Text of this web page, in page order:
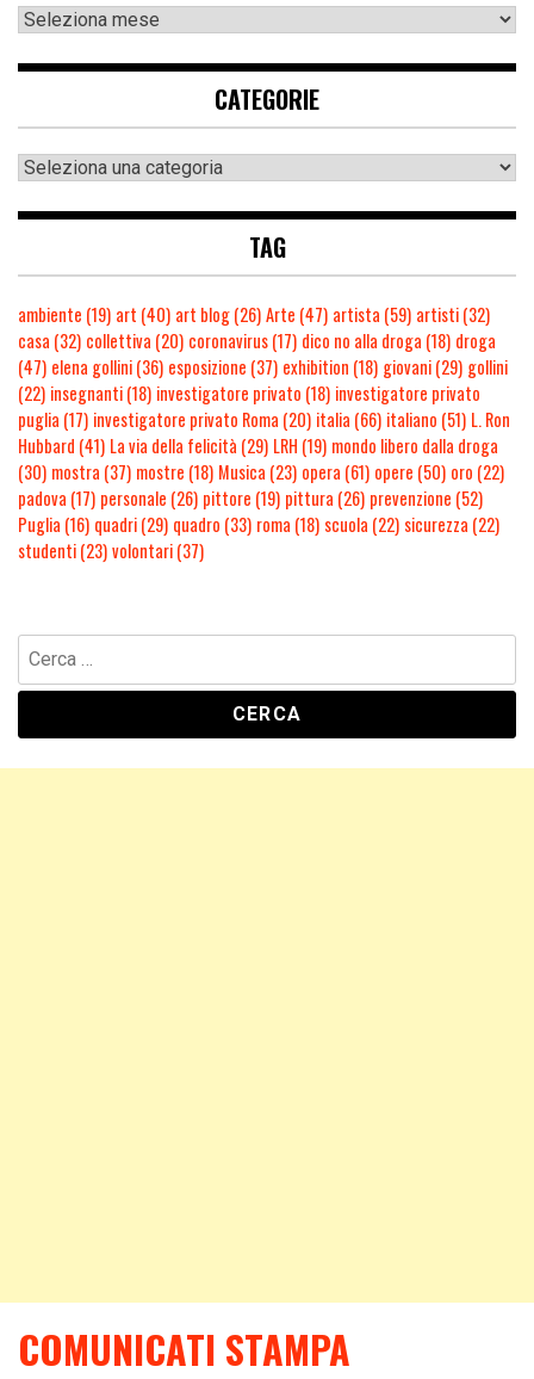
CATEGORIE
TAG
ambiente (19) art (40) art blog(26)Arte (47) artista (59) artisti(32)
casa (32) collettiva (20) coronavirus(17) dico no alla droga (18) droga
(47) elena gollini(36) esposizione (37) exhibition (18) giovani(29) gollini
(22) insegnanti(18) investigatore privato (18) investigatore privato
puglia (17) investigatore privato Roma (20) italia (66) italiano (51) L. Ron
Hubbard (41) La via della felicità (29) LRH (19) mondo libero dalla droga
(30) mostra (37) mostre (18) Musica (23) opera (61) opere (50) oro (22)
padova (17) personale (26) pittore (19) pittura (26) prevenzione (52)
Puglia (16) quadri(29) quadro (33) roma (18) scuola (22) sicurezza (22)
studenti(23)volontari(37)
COMUNICATI STAMPA